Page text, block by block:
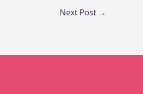
Next Post →